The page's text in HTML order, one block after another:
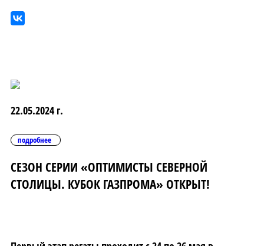
22.05.2024 г.
подробнее
СЕЗОН СЕРИИ «ОПТИМИСТЫ СЕВЕРНОЙ
СТОЛИЦЫ. КУБОК ГАЗПРОМА» ОТКРЫТ!